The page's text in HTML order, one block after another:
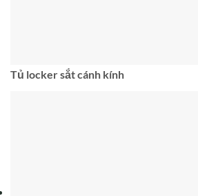
Tủ locker sắt cánh kính